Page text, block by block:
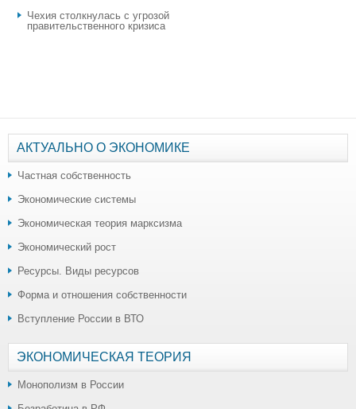
Чехия столкнулась с угрозой
правительственного кризиса
АКТУАЛЬНО О ЭКОНОМИКЕ
Частная собственность
Экономические системы
Экономическая теория марксизма
Экономический рост
Ресурсы. Виды ресурсов
Форма и отношения собственности
Вступление России в ВТО
ЭКОНОМИЧЕСКАЯ ТЕОРИЯ
Монополизм в России